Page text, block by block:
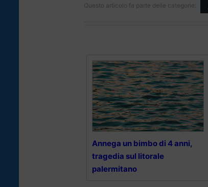
Questo articolo fa parte delle categorie:
Annega un bimbo di 4 anni,
tragedia sul litorale
palermitano